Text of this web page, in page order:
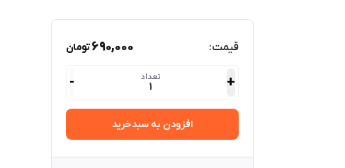
قیمت: 690,000تومان
+ تعداد
1
-
افزودن به سبدخرید